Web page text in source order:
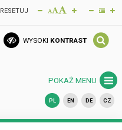
RESETUJ
WYSOKI KONTRAST
POKAŻ MENU
PL EN DE CZ